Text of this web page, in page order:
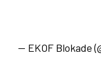
— EKOF Blokade